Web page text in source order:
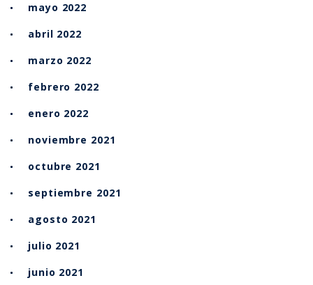
mayo 2022
abril 2022
marzo 2022
febrero 2022
enero 2022
noviembre 2021
octubre 2021
septiembre 2021
agosto 2021
julio 2021
junio 2021